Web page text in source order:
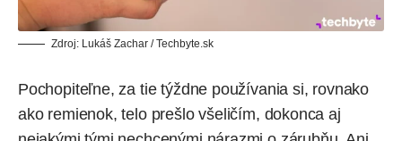
Zdroj: Lukáš Zachar / Techbyte.sk
Pochopiteľne, za tie týždne používania si, rovnako
ako remienok, telo prešlo všeličím, dokonca aj